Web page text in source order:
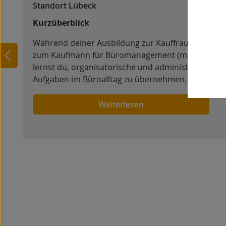
Standort Lübeck
Kurzüberblick
Während deiner Ausbildung zur Kauffrau bzw.
zum Kaufmann für Büromanagement (m/w/d)
lernst du, organisatorische und administrative
Aufgaben im Büroalltag zu übernehmen. Du
Unternehmens und erhältst Einblicke in die
Abläufe einer modernen Verwaltung.
Weiterlesen